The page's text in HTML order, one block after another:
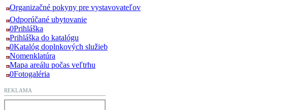
Organizačné pokyny pre vystavovateľov
Odporúčané ubytovanie
0Prihláška
Prihláška do katalógu
0Katalóg doplnkových služieb
Nomenklatúra
Mapa areálu počas veľtrhu
0Fotogaléria
REKLAMA